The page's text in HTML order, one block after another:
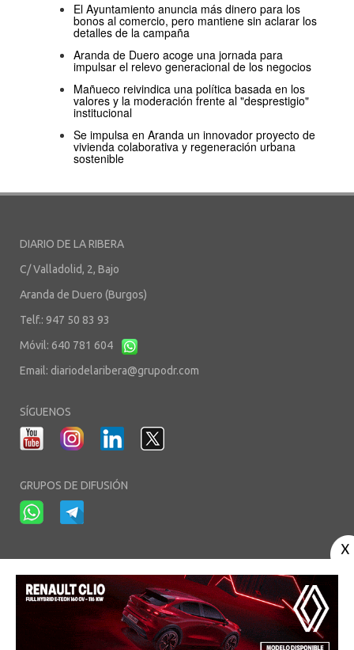
El Ayuntamiento anuncia más dinero para los
bonos al comercio, pero mantiene sin aclarar los
detalles de la campaña
Aranda de Duero acoge una jornada para
impulsar el relevo generacional de los negocios
Mañueco reivindica una política basada en los
valores y la moderación frente al "desprestigio"
institucional
Se impulsa en Aranda un innovador proyecto de
vivienda colaborativa y regeneración urbana
sostenible
DIARIO DE LA RIBERA
C/ Valladolid, 2, Bajo
Aranda de Duero (Burgos)
Telf.: 947 50 83 93
Móvil: 640 781 604
Email: diariodelaribera@grupodr.com
SÍGUENOS
GRUPOS DE DIFUSIÓN
Aviso Legal - Política de Privacidad-Política de Cookies - Área privada